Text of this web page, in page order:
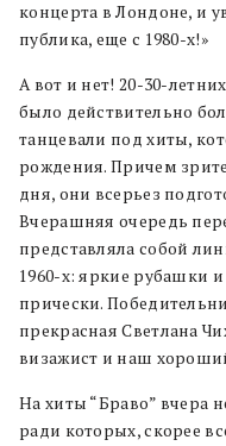
концерта в Лондоне, и
публика, еще с 1980-х!»
А вот и нет! 20-30-
было действительно
танцевали под хиты,
рождения. Причем
дня, они всерьез
Вчерашняя очередь
представляла собой
1960-х: яркие рубашки
прически.
прекрасная Светлана
визажист и наш
На хиты “Браво” вчера
ради которых, скорее